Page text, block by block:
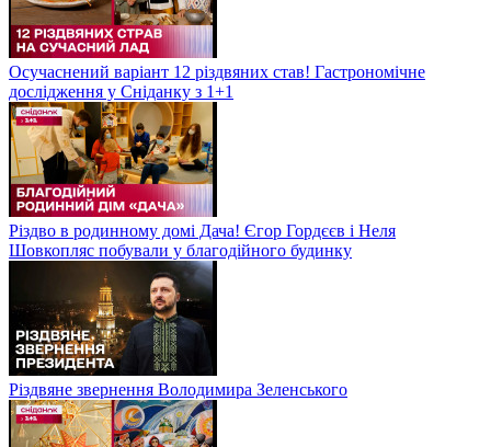
Осучаснений варіант 12 різдвяних став! Гастрономічне
дослідження у Сніданку з 1+1
Різдво в родинному домі Дача! Єгор Гордєєв і Неля
Шовкопляс побували у благодійного будинку
Різдвяне звернення Володимира Зеленського